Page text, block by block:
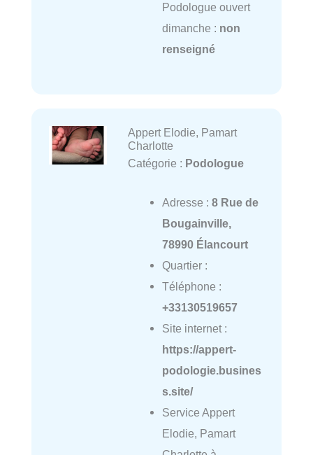
Podologue ouvert
dimanche : non
renseigné
Appert Elodie, Pamart
Charlotte
Catégorie : Podologue
Adresse : 8 Rue de
Bougainville,
78990 Élancourt
Quartier :
Téléphone :
+33130519657
Site internet :
https://appert-
podologie.busines
s.site/
Service Appert
Elodie, Pamart